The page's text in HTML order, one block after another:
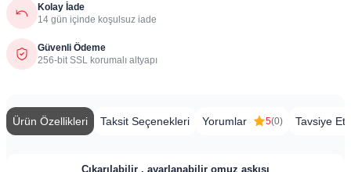
Kolay İade
14 gün içinde koşulsuz iade
Güvenli Ödeme
256-bit SSL korumalı altyapı
Ürün Özellikleri Taksit Seçenekleri Yorumlar 5(0) Tavsiye Et
Çıkarılabilir , ayarlanabilir omuz askısı